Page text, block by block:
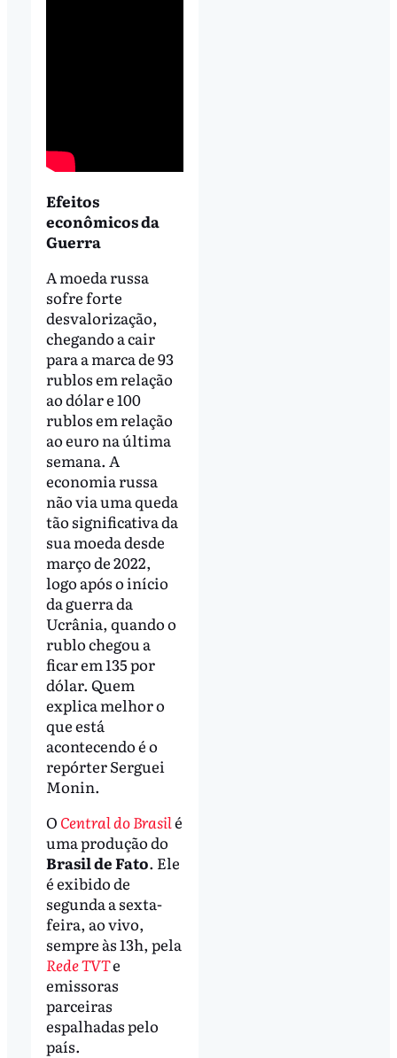
Efeitos
econômicos da
Guerra
A moeda russa
sofre forte
desvalorização,
chegando a cair
para a marca de 93
rublos em relação
ao dólar e 100
rublos em relação
ao euro na última
semana. A
economia russa
não via uma queda
tão significativa da
sua moeda desde
março de 2022,
logo após o início
da guerra da
Ucrânia, quando o
rublo chegou a
ficar em 135 por
dólar. Quem
explica melhor o
que está
acontecendo é o
repórter Serguei
Monin.
O Central do Brasilé
uma produção do
Brasil de Fato. Ele
é exibido de
segunda a sexta-
feira, ao vivo,
sempre às 13h, pela
Rede TVTe
emissoras
parceiras
espalhadas pelo
país.